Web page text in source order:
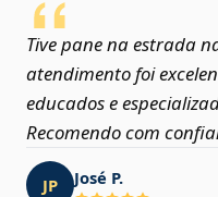
Tive pane na estrada
atendimento foi
educados e
Recomendo com
JP José P.